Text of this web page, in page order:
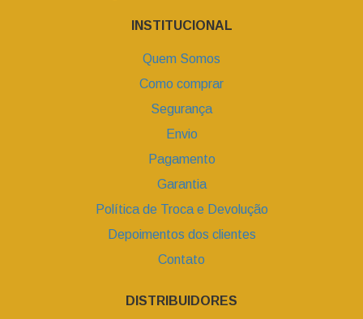
INSTITUCIONAL
Quem Somos
Como comprar
Segurança
Envio
Pagamento
Garantia
Política de Troca e Devolução
Depoimentos dos clientes
Contato
DISTRIBUIDORES